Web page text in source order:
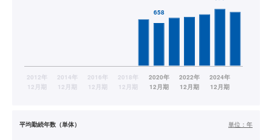
平均勤続年数（単体） 単位： 年